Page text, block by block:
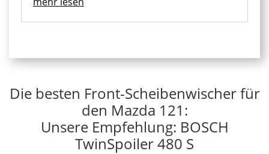
Die besten Front-Scheibenwischer für
den Mazda 121:
Unsere Empfehlung: BOSCH
TwinSpoiler 480 S